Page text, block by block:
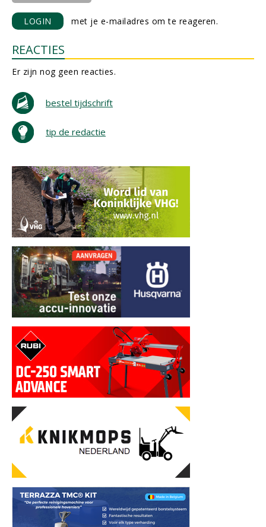
LOGIN met je e-mailadres om te reageren.
REACTIES
Er zijn nog geen reacties.
bestel tijdschrift
tip de redactie